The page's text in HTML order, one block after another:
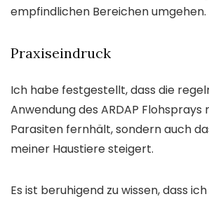
empfindlichen Bereichen umgehen.
Praxiseindruck
Ich habe festgestellt, dass die
Anwendung des ARDAP Flohsprays
Parasiten fernhält, sondern auch
meiner Haustiere steigert.
Es ist beruhigend zu wissen, dass